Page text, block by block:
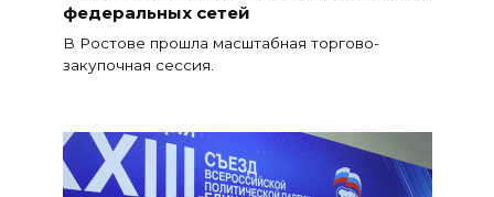
федеральных сетей
В Ростове прошла масштабная торгово-
закупочная сессия.